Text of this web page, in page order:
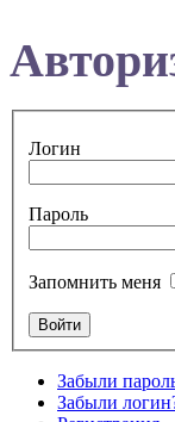
Логин
Пароль
Запомнить меня
Забыли
Забыли